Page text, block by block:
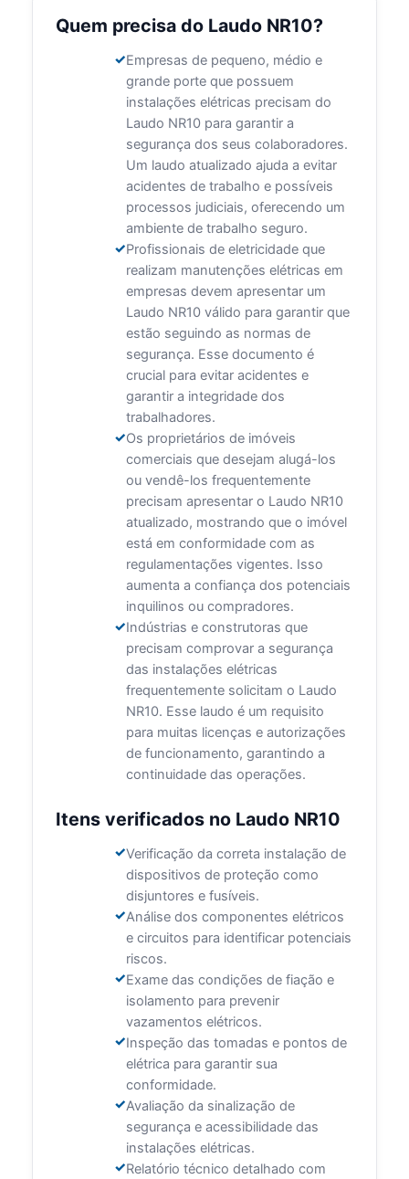
Quem precisa do Laudo NR10?
Empresas de pequeno, médio e
grande porte que possuem
instalações elétricas precisam do
Laudo NR10 para garantir a
segurança dos seus colaboradores.
Um laudo atualizado ajuda a evitar
acidentes de trabalho e possíveis
processos judiciais, oferecendo um
ambiente de trabalho seguro.
Profissionais de eletricidade que
realizam manutenções elétricas em
empresas devem apresentar um
Laudo NR10 válido para garantir que
estão seguindo as normas de
segurança. Esse documento é
crucial para evitar acidentes e
garantir a integridade dos
trabalhadores.
Os proprietários de imóveis
comerciais que desejam alugá-los
ou vendê-los frequentemente
precisam apresentar o Laudo NR10
atualizado, mostrando que o imóvel
está em conformidade com as
regulamentações vigentes. Isso
aumenta a confiança dos potenciais
inquilinos ou compradores.
Indústrias e construtoras que
precisam comprovar a segurança
das instalações elétricas
frequentemente solicitam o Laudo
NR10. Esse laudo é um requisito
para muitas licenças e autorizações
de funcionamento, garantindo a
continuidade das operações.
Itens verificados no Laudo NR10
Verificação da correta instalação de
dispositivos de proteção como
disjuntores e fusíveis.
Análise dos componentes elétricos
e circuitos para identificar potenciais
riscos.
Exame das condições de fiação e
isolamento para prevenir
vazamentos elétricos.
Inspeção das tomadas e pontos de
elétrica para garantir sua
conformidade.
Avaliação da sinalização de
segurança e acessibilidade das
instalações elétricas.
Relatório técnico detalhado com